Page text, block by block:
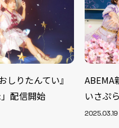
しりたんてい』
配信開始
ABEMA
いさぷ
2025.03.19
TALENT